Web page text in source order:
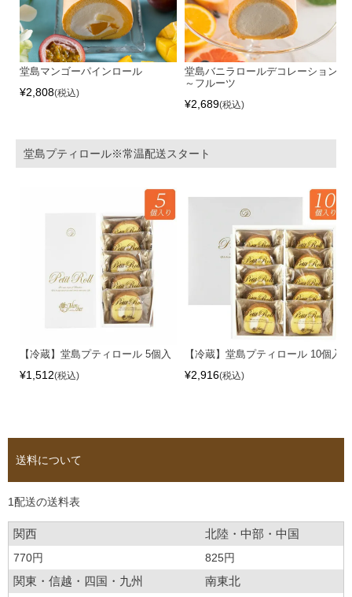
堂島マンゴーパインロール
¥2,808 税込
堂島バニラロールデコレーション
～フルーツ
¥2,689 税込
堂島プティロール※常温配送スタート
【冷蔵】堂島プティロール 5個入
¥1,512 税込
【冷蔵】堂島プティロール 10個入
¥2,916 税込
送料について
1配送の送料表
関西 北陸・中部・中国
770円 825円
関東・信越・四国・九州 南東北